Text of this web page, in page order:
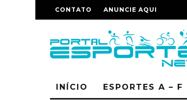
CONTATO ANUNCIE AQUI
INÍCIO ESPORTES A – F